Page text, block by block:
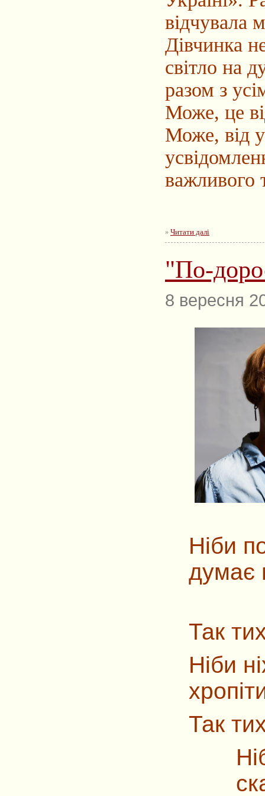
відчувала
Дівчинка
світло на
разом з
Може, це
Може, від
важливого
» Читати далі
"По-
8 вересня
Ніби
думає
Так
Ніби
Так